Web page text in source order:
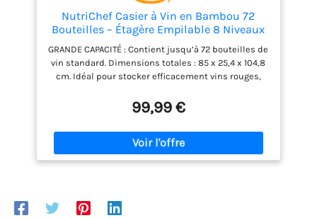
NutriChef Casier à Vin en Bambou 72
Bouteilles – Étagère Empilable 8 Niveaux
Autoportante, Rangement Modulaire pour
Cave et Cuisine, 85 x 25,4 x 105 cm
GRANDE CAPACITÉ : Contient jusqu’à 72 bouteilles de
vin standard. Dimensions totales : 85 x 25,4 x 104,8
cm. Idéal pour stocker efficacement vins rouges,
CONCEPTION EMPILABLE STABLE : Étagère modulable
à 12 niveaux avec barres encochées pour un
empilement sécurisé. Ne glisse pas et reste stable
sur parquet ou moquette. BAMBOU ÉPAIS ET
DURABLE : Fabriqué en bambou naturel résistant à
Installation rapide et sans vis. Comporte 16 barres
99,99 €